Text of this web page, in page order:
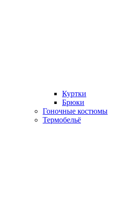
Куртки
Брюки
Гоночные костюмы
Термобельё